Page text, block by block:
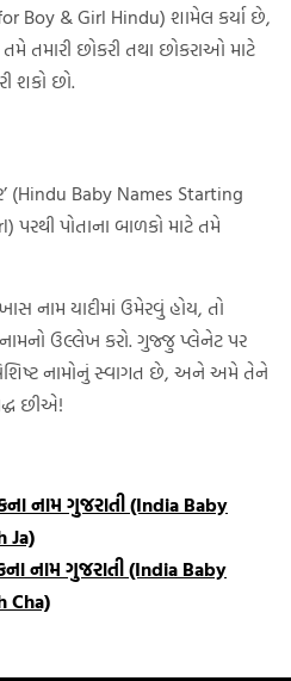
Boy & Girl Hindu) શામેલ કર્યા છે,
તમારી છોકરી તથા છોકરાઓ માટે
શકો છો.
(Hindu Baby Names Starting
પોતાના બાળકો માટે તમે
નામ યાદીમાં ઉમેરવું હોય, તો
ઉલ્લેખ કરો. ગુજ્જુ પ્લેનેટ પર
નામોનું સ્વાગત છે, અને અમે તેને
છીએ!
નામ ગુજરાતી (India Baby
Ja)
નામ ગુજરાતી (India Baby
Cha)